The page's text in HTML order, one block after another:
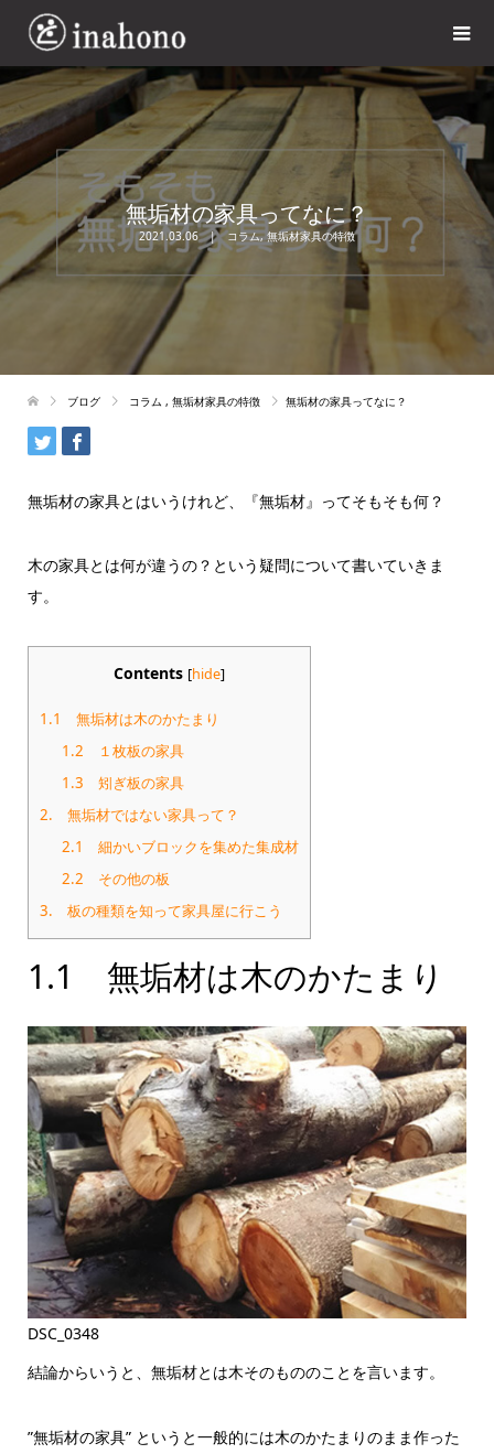
無垢材の家具ってなに？
2021.03.06 コラム,無垢材家具の特徴
ブログ コラム , 無垢材家具の特徴 無垢材の家具ってなに？
無垢材の家具とはいうけれど、『無垢材』ってそもそも何？
木の家具とは何が違うの？という疑問について書いていきま
す。
Contents [hide]
1.1 無垢材は木のかたまり
1.2 １枚板の家具
1.3 矧ぎ板の家具
2. 無垢材ではない家具って？
2.1 細かいブロックを集めた集成材
2.2 その他の板
3. 板の種類を知って家具屋に行こう
1.1 無垢材は木のかたまり
DSC_0348
結論からいうと、無垢材とは木そのもののことを言います。
”無垢材の家具” というと一般的には木のかたまりのまま作った